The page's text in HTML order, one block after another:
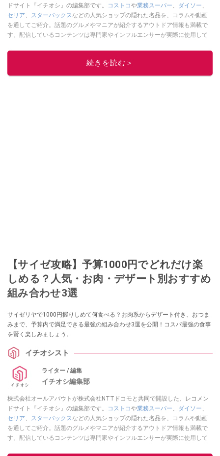
ドサイト『イチオシ』の編集部です。
コストコや業務スーパー、 ダイソー、
セリア、 スターバックスなどの人気ショップの隠れた名品を、コラムや動画
を通してご紹介。話題のグルメやマニアが紹介するアウトドア情報も満載で
す。配信しているコンテンツは専門家やインフルエンサーが実際に使用して
ニュースでフォロー
続きを読む＞
【サイゼ攻略】予算1000円でどれだけ楽
しめる？人気・お肉・デザート別おすすめ
組み合わせ3選
サイゼリヤで1000円握りしめて何食べる？お肉系からデザート付き、おつま
みまで、予算内で満足できる最強の組み合わせ3選を公開！コスパ最強の食事
を賢く楽しみましょう。
イチオシスト
ライター / 編集
イチオシ編集部
株式会社オールアバウトが株式会社NTTドコモと共同で開設した、レコメン
ドサイト『イチオシ』の編集部です。
コストコや業務スーパー、 ダイソー、
セリア、 スターバックスなどの人気ショップの隠れた名品を、コラムや動画
を通してご紹介。話題のグルメやマニアが紹介するアウトドア情報も満載で
す。配信しているコンテンツは専門家やインフルエンサーが実際に使用して